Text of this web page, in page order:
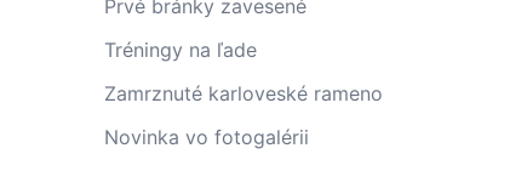
Prvé bránky zavesené
Tréningy na ľade
Zamrznuté karloveské rameno
Novinka vo fotogalérii